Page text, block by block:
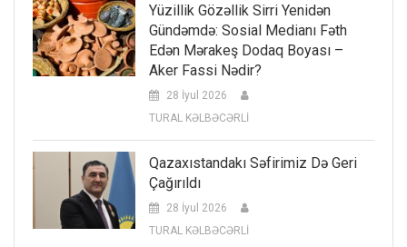
Yüzillik Gözəllik Sirri Yenidən
Gündəmdə: Sosial Medianı Fəth
Edən Mərakeş Dodaq Boyası –
Aker Fassi Nədir?
28 İyul 2026
TURAL KƏLBƏCƏRLİ
Qazaxıstandakı Səfirimiz Də Geri
Çağırıldı
28 İyul 2026
TURAL KƏLBƏCƏRLİ